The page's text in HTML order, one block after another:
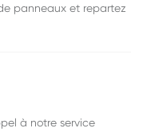
panneaux et repartez
à notre service